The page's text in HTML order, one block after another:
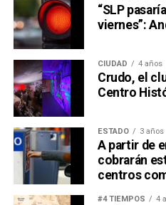
“SLP
viernes”:
CIUDAD 4 años
Crudo, el
Centro
ESTADO 3 años
A partir de
cobrarán
centros
#4 TIEMPOS 4